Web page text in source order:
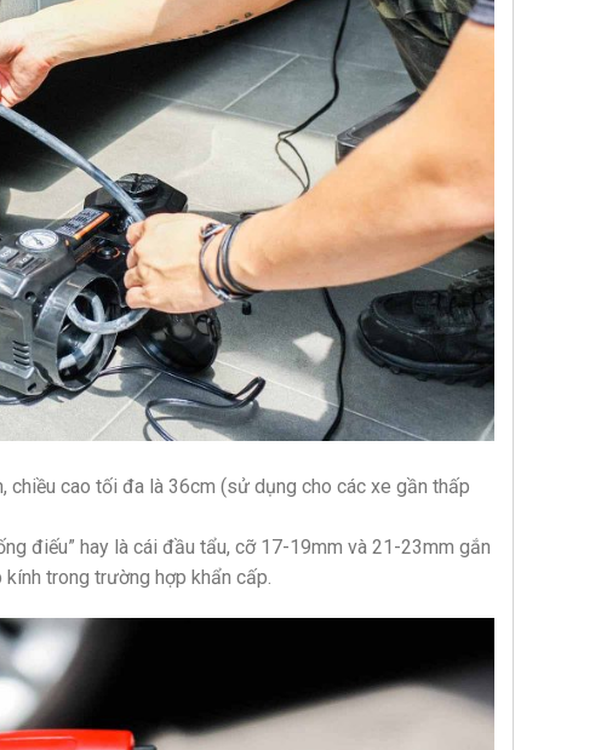
chiều cao tối đa là 36cm (sử dụng cho các xe gần thấp
điếu” hay là cái đầu tẩu, cỡ 17-19mm và 21-23mm gắn
trong trường hợp khẩn cấp.